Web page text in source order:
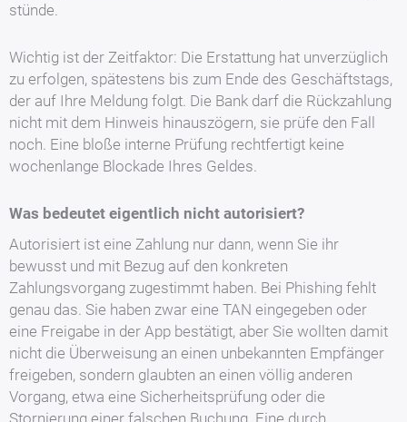
stünde.
Wichtig ist der Zeitfaktor: Die Erstattung hat unverzüglich
zu erfolgen, spätestens bis zum Ende des Geschäftstags,
der auf Ihre Meldung folgt. Die Bank darf die Rückzahlung
nicht mit dem Hinweis hinauszögern, sie prüfe den Fall
noch. Eine bloße interne Prüfung rechtfertigt keine
wochenlange Blockade Ihres Geldes.
Was bedeutet eigentlich nicht autorisiert?
Autorisiert ist eine Zahlung nur dann, wenn Sie ihr
bewusst und mit Bezug auf den konkreten
Zahlungsvorgang zugestimmt haben. Bei Phishing fehlt
genau das. Sie haben zwar eine TAN eingegeben oder
eine Freigabe in der App bestätigt, aber Sie wollten damit
nicht die Überweisung an einen unbekannten Empfänger
freigeben, sondern glaubten an einen völlig anderen
Vorgang, etwa eine Sicherheitsprüfung oder die
Stornierung einer falschen Buchung. Eine durch